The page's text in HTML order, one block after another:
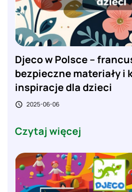
Djeco w Polsce –
bezpieczne materiały i
inspiracje dla dzieci
 2025-06-06
Czytaj więcej